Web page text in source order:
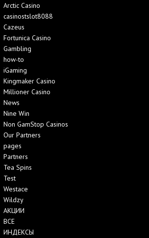
Arctic Casino
casinostslot8088
Cazeus
Fortunica Casino
Gambling
how-to
iGaming
Kingmaker Casino
Millioner Casino
News
Nine Win
Non GamStop Casinos
Our Partners
pages
Partners
Tea Spins
Test
Westace
Wildzy
АКЦИИ
ВСЕ
ИНДЕКСЫ